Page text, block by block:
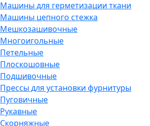
Машины для герметизации ткани
Машины цепного стежка
Мешкозашивочные
Многоигольные
Петельные
Плоскошовные
Подшивочные
Прессы для установки фурнитуры
Пуговичные
Рукавные
Скорняжные